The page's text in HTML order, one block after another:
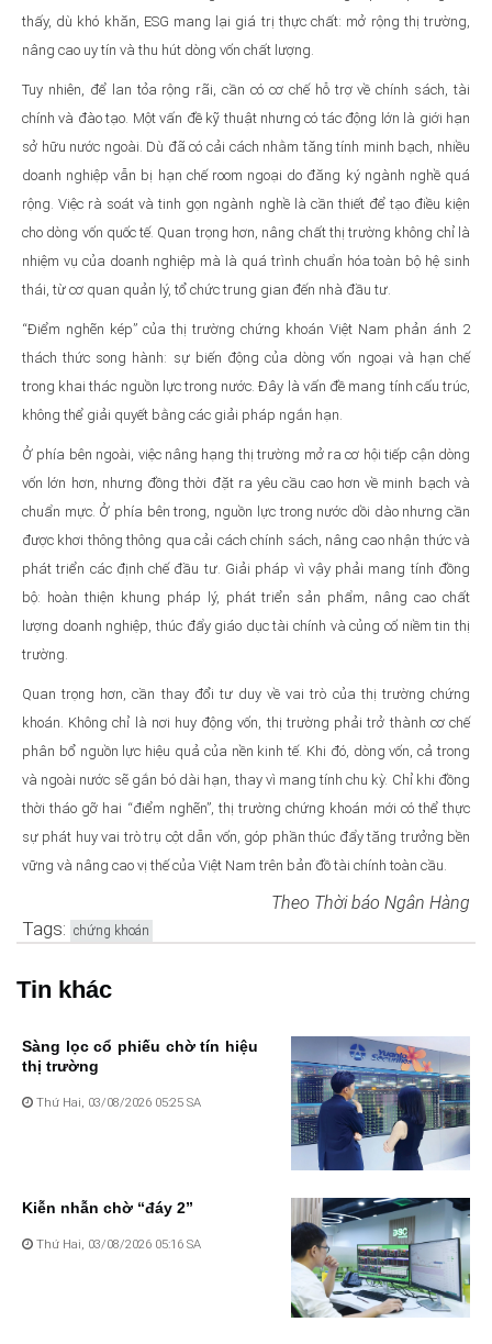
thấy, dù khó khăn, ESG mang lại giá trị thực chất: mở rộng thị trường,
nâng cao uy tín và thu hút dòng vốn chất lượng.
Tuy nhiên, để lan tỏa rộng rãi, cần có cơ chế hỗ trợ về chính sách, tài
chính và đào tạo. Một vấn đề kỹ thuật nhưng có tác động lớn là giới hạn
sở hữu nước ngoài. Dù đã có cải cách nhằm tăng tính minh bạch, nhiều
doanh nghiệp vẫn bị hạn chế room ngoại do đăng ký ngành nghề quá
rộng. Việc rà soát và tinh gọn ngành nghề là cần thiết để tạo điều kiện
cho dòng vốn quốc tế. Quan trọng hơn, nâng chất thị trường không chỉ là
nhiệm vụ của doanh nghiệp mà là quá trình chuẩn hóa toàn bộ hệ sinh
thái, từ cơ quan quản lý, tổ chức trung gian đến nhà đầu tư.
“Điểm nghẽn kép” của thị trường chứng khoán Việt Nam phản ánh 2
thách thức song hành: sự biến động của dòng vốn ngoại và hạn chế
trong khai thác nguồn lực trong nước. Đây là vấn đề mang tính cấu trúc,
không thể giải quyết bằng các giải pháp ngắn hạn.
Ở phía bên ngoài, việc nâng hạng thị trường mở ra cơ hội tiếp cận dòng
vốn lớn hơn, nhưng đồng thời đặt ra yêu cầu cao hơn về minh bạch và
chuẩn mực. Ở phía bên trong, nguồn lực trong nước dồi dào nhưng cần
được khơi thông thông qua cải cách chính sách, nâng cao nhận thức và
phát triển các định chế đầu tư. Giải pháp vì vậy phải mang tính đồng
bộ: hoàn thiện khung pháp lý, phát triển sản phẩm, nâng cao chất
lượng doanh nghiệp, thúc đẩy giáo dục tài chính và củng cố niềm tin thị
trường.
Quan trọng hơn, cần thay đổi tư duy về vai trò của thị trường chứng
khoán. Không chỉ là nơi huy động vốn, thị trường phải trở thành cơ chế
phân bổ nguồn lực hiệu quả của nền kinh tế. Khi đó, dòng vốn, cả trong
và ngoài nước sẽ gắn bó dài hạn, thay vì mang tính chu kỳ. Chỉ khi đồng
thời tháo gỡ hai “điểm nghẽn”, thị trường chứng khoán mới có thể thực
sự phát huy vai trò trụ cột dẫn vốn, góp phần thúc đẩy tăng trưởng bền
vững và nâng cao vị thế của Việt Nam trên bản đồ tài chính toàn cầu.
Theo Thời báo Ngân Hàng
Tags: chứng khoán
Tin khác
Sàng lọc cổ phiếu chờ tín hiệu
thị trường
Thứ Hai, 03/08/2026 05:25 SA
Kiễn nhẫn chờ “đáy 2”
Thứ Hai, 03/08/2026 05:16 SA